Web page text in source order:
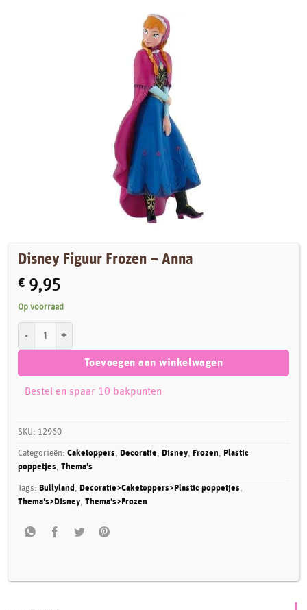
Disney Figuur Frozen – Anna
€ 9,95
Op voorraad
Toevoegen aan winkelwagen
Bestel en spaar 10 bakpunten
SKU: 12960
Categorieën:Caketoppers, Decoratie, Disney, Frozen, Plastic
poppetjes,Thema's
Tags: Bullyland , Decoratie>Caketoppers>Plastic poppetjes,
Thema's>Disney,Thema's>Frozen